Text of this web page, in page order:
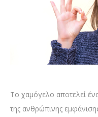
Το χαμόγελο αποτελεί
της ανθρώπινης